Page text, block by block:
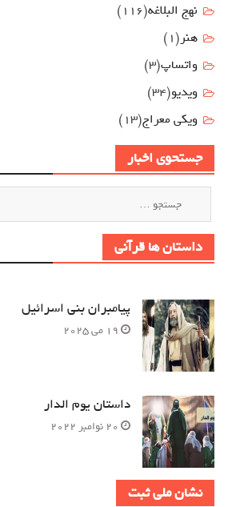
نهج البلاغه(116)
هنر(1)
واتساپ(3)
ویدیو(34)
ویکی معراج(13)
جستحوی اخبار
داستان ها قرآنی
پیامبران بنی اسرائیل
19 می 2025
داستان یوم الدار
20 نوامبر 2022
نشان ملی ثبت